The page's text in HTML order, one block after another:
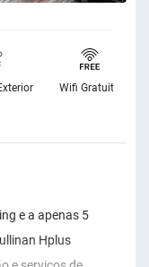
Wifi Gratuito
e a apenas 5
Hplus